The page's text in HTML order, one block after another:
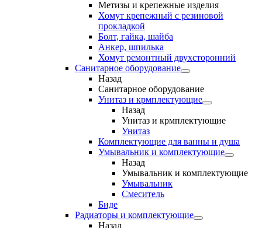
Метизы и крепежные изделия
Хомут крепежный с резиновой
прокладкой
Болт, гайка, шайба
Анкер, шпилька
Хомут ремонтный двухсторонний
Санитарное оборудование
Назад
Санитарное оборудование
Унитаз и крмплектующие
Назад
Унитаз и крмплектующие
Унитаз
Комплектующие для ванны и душа
Умывальник и комплектующие
Назад
Умывальник и комплектующие
Умывальник
Смеситель
Биде
Радиаторы и комплектующие
Назад